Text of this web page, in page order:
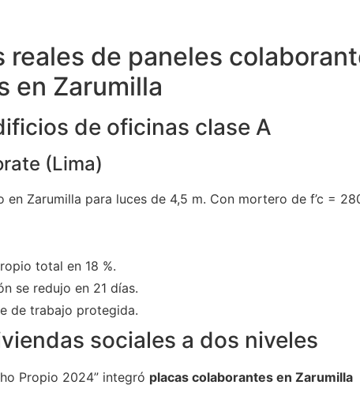
reales de paneles
en Zarumilla
de oficinas clase A
(Lima)
en Zarumilla para luces de 4,5 m. Con mortero de f’c =
total en 18 %.
se redujo en 21 días.
de trabajo protegida.
sociales a dos niveles
Propio 2024” integró placas colaborantes en Zarumilla